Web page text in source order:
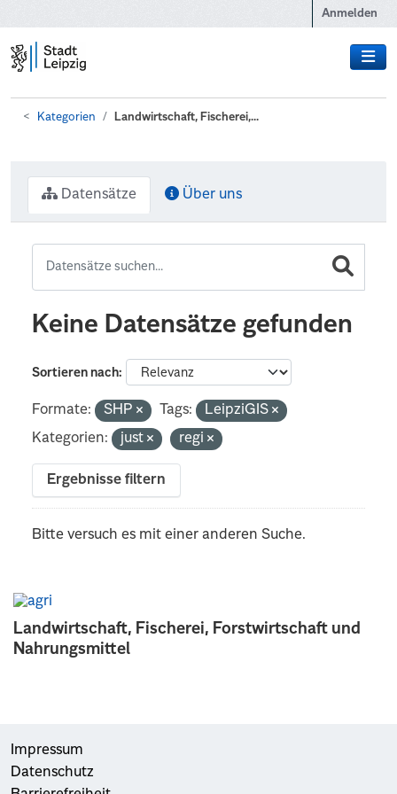
Anmelden
Kategorien Landwirtschaft, Fischerei,...
Landwirtschaft, Fischerei, Forstwirtschaft und
Nahrungsmittel
Datensätze Über uns
Keine Datensätze gefunden
Sortieren nach
Formate: SHP Tags:
LeipziGIS
Kategorien:
just regi
Ergebnisse filtern
Bitte versuch es mit einer anderen Suche.
Impressum
Datenschutz